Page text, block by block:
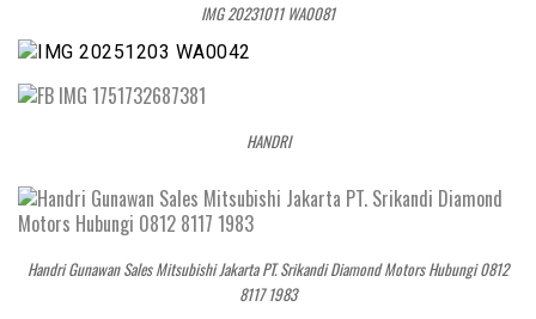
IMG 20231011 WA0081
HANDRI
Handri Gunawan Sales Mitsubishi Jakarta PT. Srikandi Diamond Motors Hubungi 0812
8117 1983